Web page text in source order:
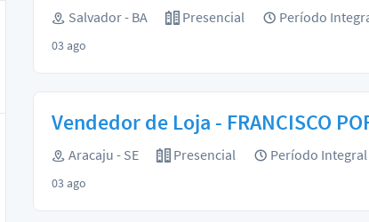
Salvador - BA Presencial Período
03 ago
Vendedor de Loja - FRANCISCO
Aracaju - SE Presencial Período Integral
03 ago